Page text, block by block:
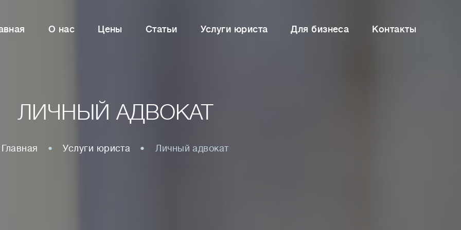
О нас Цены Статьи Услуги юриста Для бизнеса Контакты
ЛИЧНЫЙ АДВОКАТ
Главная Услуги юриста Личный адвокат